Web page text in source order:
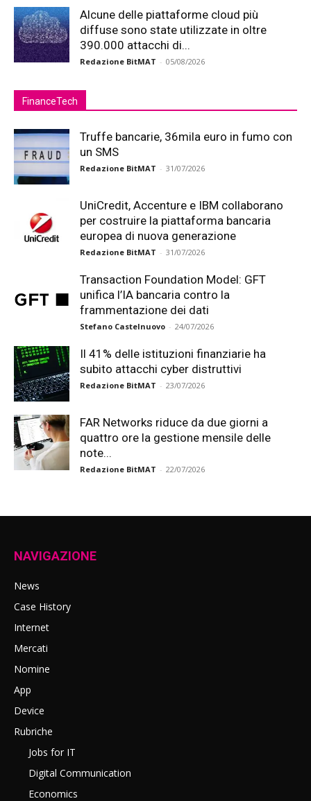
Alcune delle piattaforme cloud più
diffuse sono state utilizzate in oltre
390.000 attacchi di...
Redazione BitMAT - 05/08/2026
FinanceTech
Truffe bancarie, 36mila euro in fumo con
un SMS
Redazione BitMAT - 31/07/2026
UniCredit, Accenture e IBM collaborano
per costruire la piattaforma bancaria
europea di nuova generazione
Redazione BitMAT - 31/07/2026
Transaction Foundation Model: GFT
unifica l’IA bancaria contro la
frammentazione dei dati
Stefano Castelnuovo - 24/07/2026
Il 41% delle istituzioni finanziarie ha
subito attacchi cyber distruttivi
Redazione BitMAT - 23/07/2026
FAR Networks riduce da due giorni a
quattro ore la gestione mensile delle
note...
Redazione BitMAT - 22/07/2026
NAVIGAZIONE
News
Case History
Internet
Mercati
Nomine
App
Device
Rubriche
Jobs for IT
Digital Communication
Economics